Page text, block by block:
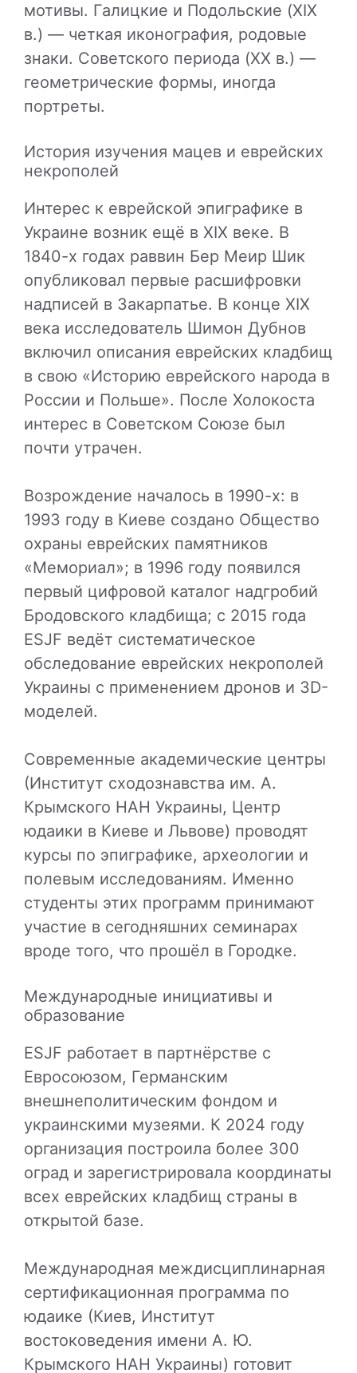
мотивы. Галицкие и Подольские (XIX
в.) — четкая иконография, родовые
знаки. Советского периода (XX в.) —
геометрические формы, иногда
портреты.
История изучения мацев и еврейских
некрополей
Интерес к еврейской эпиграфике в
Украине возник ещё в XIX веке. В
1840-х годах раввин Бер Меир Шик
опубликовал первые расшифровки
надписей в Закарпатье. В конце XIX
века исследователь Шимон Дубнов
включил описания еврейских кладбищ
в свою «Историю еврейского народа в
России и Польше». После Холокоста
интерес в Советском Союзе был
почти утрачен.
Возрождение началось в 1990-х: в
1993 году в Киеве создано Общество
охраны еврейских памятников
«Мемориал»; в 1996 году появился
первый цифровой каталог надгробий
Бродовского кладбища; с 2015 года
ESJF ведёт систематическое
обследование еврейских некрополей
Украины с применением дронов и 3D-
моделей.
Современные академические центры
(Институт сходознавства им. А.
Крымского НАН Украины, Центр
юдаики в Киеве и Львове) проводят
курсы по эпиграфике, археологии и
полевым исследованиям. Именно
студенты этих программ принимают
участие в сегодняшних семинарах
вроде того, что прошёл в Городке.
Международные инициативы и
образование
ESJF работает в партнёрстве с
Евросоюзом, Германским
внешнеполитическим фондом и
украинскими музеями. К 2024 году
организация построила более 300
оград и зарегистрировала координаты
всех еврейских кладбищ страны в
открытой базе.
Международная междисциплинарная
сертификационная программа по
юдаике (Киев, Институт
востоковедения имени А. Ю.
Крымского НАН Украины) готовит